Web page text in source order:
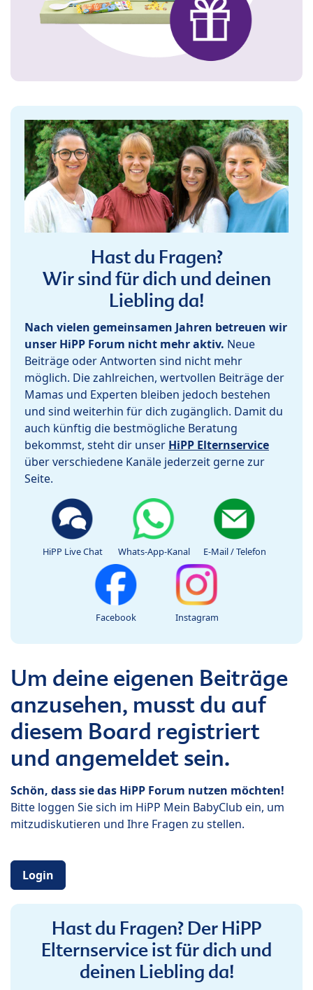
Hast du Fragen?
Wir sind für dich und deinen
Liebling da!
Nach vielen gemeinsamen Jahren betreuen wir
unser HiPP Forum nicht mehr aktiv. Neue
Beiträge oder Antworten sind nicht mehr
möglich. Die zahlreichen, wertvollen Beiträge der
Mamas und Experten bleiben jedoch bestehen
und sind weiterhin für dich zugänglich. Damit du
auch künftig die bestmögliche Beratung
bekommst, steht dir unser HiPP Elternservice
über verschiedene Kanäle jederzeit gerne zur
Seite.
HiPP Live Chat Whats-App-Kanal E-Mail / Telefon
Facebook Instagram
Um deine eigenen Beiträge
anzusehen, musst du auf
diesem Board registriert
und angemeldet sein.
Schön, dass sie das HiPP Forum nutzen möchten!
Bitte loggen Sie sich im HiPP Mein BabyClub ein, um
mitzudiskutieren und Ihre Fragen zu stellen.
Login
Hast du Fragen? Der HiPP
Elternservice ist für dich und
deinen Liebling da!